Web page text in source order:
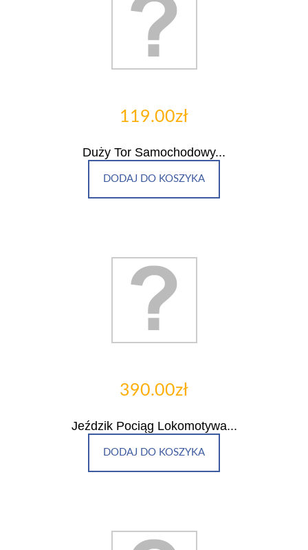
119.00zł
Duży Tor Samochodowy...
DODAJ DO KOSZYKA
390.00zł
Jeździk Pociąg Lokomotywa...
DODAJ DO KOSZYKA